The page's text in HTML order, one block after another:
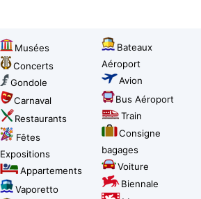
Musées
Concerts
Gondole
Carnaval
Restaurants
Fêtes
Expositions
Appartements
Vaporetto
Bateaux
Aéroport
Avion
Bus Aéroport
Train
Consigne
bagages
Voiture
Biennale